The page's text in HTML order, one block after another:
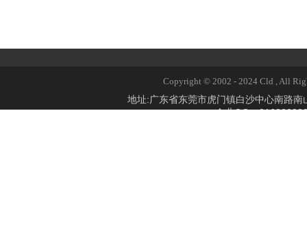
Copyright © 2002 - 2024 Cld , All
地址:广东省东莞市虎门镇白沙中心南路
企业QQ：